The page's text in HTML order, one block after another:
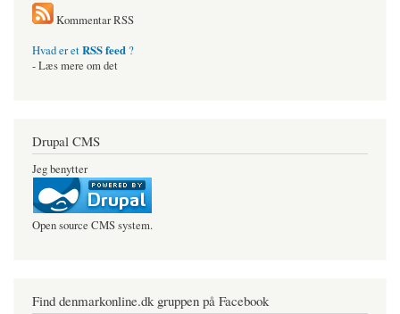
Kommentar RSS
Hvad er etRSS feed ?
- Læs mere om det
Drupal CMS
Jeg benytter
Open source CMS system.
Find denmarkonline.dk gruppen på Facebook